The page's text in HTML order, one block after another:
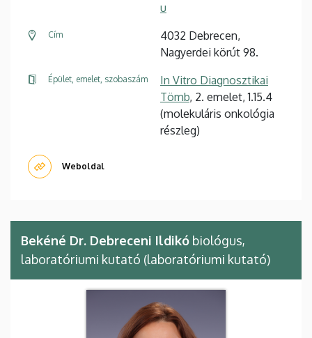
u
Cím
4032 Debrecen,
Nagyerdei körút 98.
Épület, emelet, szobaszám
In Vitro Diagnosztikai
Tömb, 2. emelet, 1.15.4
(molekuláris onkológia
részleg)
Weboldal
Bekéné Dr. Debreceni Ildikó biológus,
laboratóriumi kutató (laboratóriumi kutató)